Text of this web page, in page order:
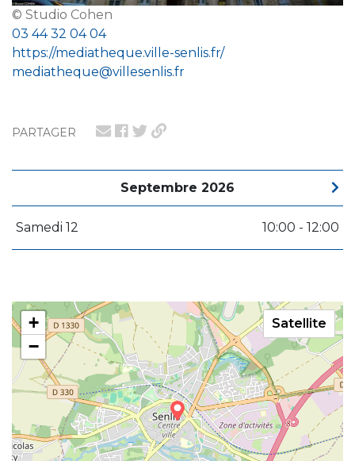
PARTAGER
Septembre 2026
Samedi 12 10:00 - 12:00
+
−
Satellite
© Studio Cohen
03 44 32 04 04
https://mediatheque.ville-senlis.fr/
mediatheque@villesenlis.fr